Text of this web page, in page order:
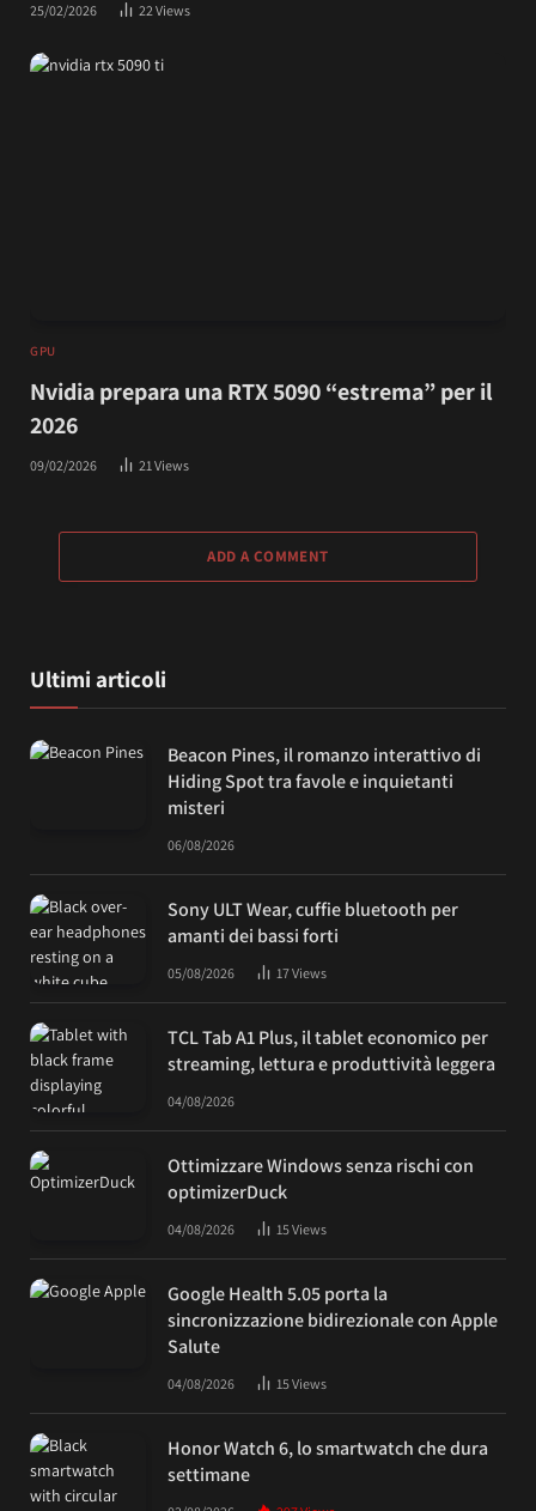
25/02/2026 22Views
GPU
Nvidia prepara una RTX 5090 “estrema” per il
2026
09/02/2026 21 Views
ADD A COMMENT
Ultimi articoli
Beacon Pines, il romanzo interattivo di
Hiding Spot tra favole e inquietanti
misteri
06/08/2026
Sony ULT Wear, cuffie bluetooth per
amanti dei bassi forti
05/08/2026 17Views
TCL Tab A1 Plus, il tablet economico per
streaming, lettura e produttività leggera
04/08/2026
Ottimizzare Windows senza rischi con
optimizerDuck
04/08/2026 15Views
Google Health 5.05 porta la
sincronizzazione bidirezionale con Apple
Salute
04/08/2026 15Views
Honor Watch 6, lo smartwatch che dura
settimane